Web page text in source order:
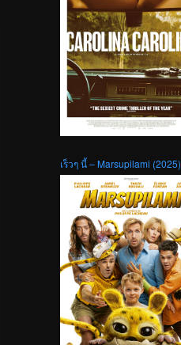
เร็วๆ นี้ – Marsupilami (2025)